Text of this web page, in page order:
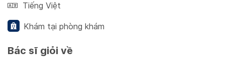
Tiếng Việt
Khám tại phòng khám
Bác sĩ giỏi về